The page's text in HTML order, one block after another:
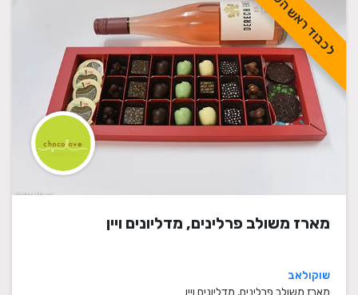
לכבוד ראש השנה
מארז משולב פרלינים, מדליונים ויין
שוקולאב
מארז משולב פרלינים, מדליונים ויין